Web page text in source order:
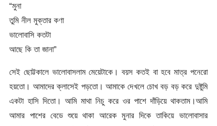
“মুনা
তুমি নীল মুক্তার কণা
ভালোবাসি কতটা
আছে কি তা জানা”
সেই ছোট্টকালে ভালোবাসলাম মেয়েটাকে। বয়স কতই বা হবে মাত্র পনেরো
হয়তো। আমাদের ক্লাসেই পড়তো। আমাকে দেখলে চোখ বড় বড় করে দুষ্টুমি
একটা হাসি দিতো। আমি মাথা নিচু করে ওর পাশে দাঁড়িয়ে থাকতাম।আমি
আমার পাশের বেডে শুয়ে থাকা আরেক মুনার দিকে তাকিয়ে ভালোবাসার